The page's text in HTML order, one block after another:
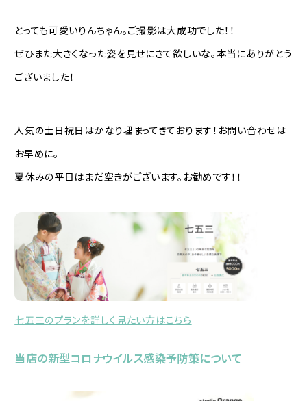
とっても可愛いりんちゃん。ご撮影は大成功でした！！
ぜひまた大きくなった姿を見せにきて欲しいな。本当にありがとう
ございました！
人気の土日祝日はかなり埋まってきております！お問い合わせは
お早めに。
夏休みの平日はまだ空きがございます。お勧めです！！
七五三のプランを詳しく見たい方はこちら
当店の新型コロナウイルス感染予防策について